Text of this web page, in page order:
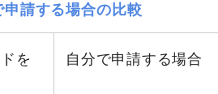
申請する場合の比較
を
自分で申請する場合